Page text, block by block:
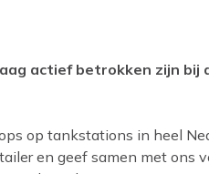
actief betrokken zijn bij
op tankstations in heel
en geef samen met ons